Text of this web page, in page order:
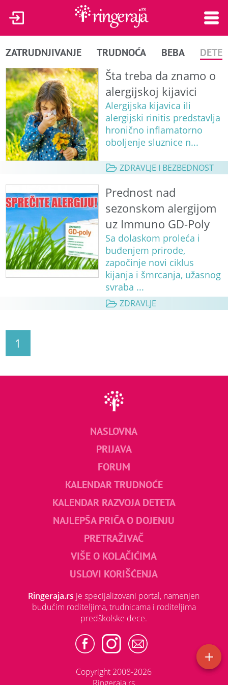
ZATRUDNJIVANJE TRUDNOĆA BEBA DETE
Šta treba da znamo o
alergijskoj kijavici
Alergijska kijavica ili
alergijski rinitis predstavlja
hronično inflamatorno
oboljenje sluznice n...
ZDRAVLJE I BEZBEDNOST
Prednost nad
sezonskom alergijom
uz Immuno GD-Poly
Sa dolaskom proleća i
buđenjem prirode,
započinje novi ciklus
kijanja i šmrcanja, užasnog
svraba ...
ZDRAVLJE
1
NASLOVNA
PRIJAVA
FORUM
KALENDAR TRUDNOĆE
KALENDAR RAZVOJA DETETA
NAJLEPŠA PRIČA O DOJENJU
PRETRAŽIVAČ
VIŠE O KOLAČIĆIMA
USLOVI KORIŠĆENJA
Ringeraja.rs je specijalizovani portal, namenjen
budućim roditeljima, trudnicama i roditeljima
predškolske dece.
Copyright 2008-2026